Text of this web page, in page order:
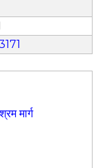
मार्ग